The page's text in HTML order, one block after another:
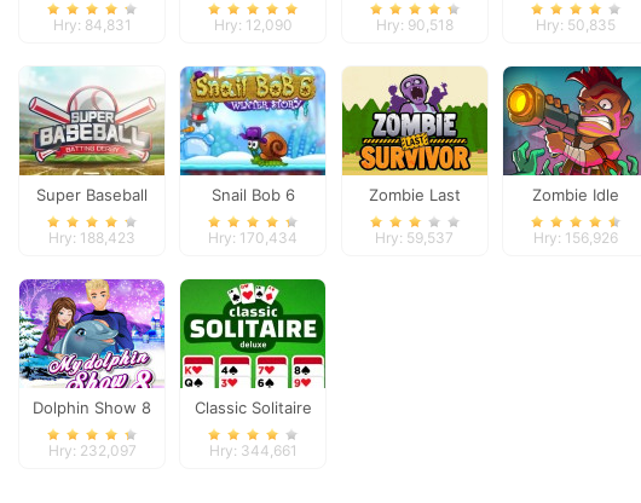
Hry: 84,831
Conquest Game
Hry: 12,090
Besties Fun Day
Hry: 90,518
Force
Hry: 50,835
Super Baseball
Hry: 188,423
Snail Bob 6
Hry: 170,434
Zombie Last
Survivor
Hry: 59,537
Zombie Idle
Defense Online
Hry: 156,926
Dolphin Show 8
Hry: 232,097
Classic Solitaire
Deluxe
Hry: 344,661